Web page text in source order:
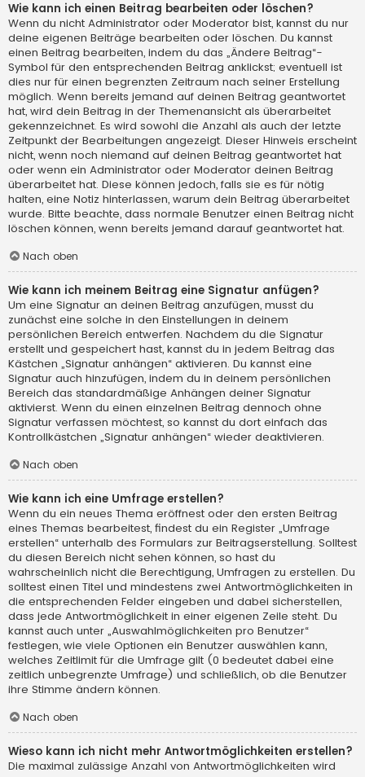
Wie kann ich einen Beitrag bearbeiten oder löschen?
Wenn du nicht Administrator oder Moderator bist, kannst du nur
deine eigenen Beiträge bearbeiten oder löschen. Du kannst
einen Beitrag bearbeiten, indem du das „Ändere Beitrag“-
Symbol für den entsprechenden Beitrag anklickst; eventuell ist
dies nur für einen begrenzten Zeitraum nach seiner Erstellung
möglich. Wenn bereits jemand auf deinen Beitrag geantwortet
hat, wird dein Beitrag in der Themenansicht als überarbeitet
gekennzeichnet. Es wird sowohl die Anzahl als auch der letzte
Zeitpunkt der Bearbeitungen angezeigt. Dieser Hinweis erscheint
nicht, wenn noch niemand auf deinen Beitrag geantwortet hat
oder wenn ein Administrator oder Moderator deinen Beitrag
überarbeitet hat. Diese können jedoch, falls sie es für nötig
halten, eine Notiz hinterlassen, warum dein Beitrag überarbeitet
wurde. Bitte beachte, dass normale Benutzer einen Beitrag nicht
löschen können, wenn bereits jemand darauf geantwortet hat.
Nach oben
Wie kann ich meinem Beitrag eine Signatur anfügen?
Um eine Signatur an deinen Beitrag anzufügen, musst du
zunächst eine solche in den Einstellungen in deinem
persönlichen Bereich entwerfen. Nachdem du die Signatur
erstellt und gespeichert hast, kannst du in jedem Beitrag das
Kästchen „Signatur anhängen“ aktivieren. Du kannst eine
Signatur auch hinzufügen, indem du in deinem persönlichen
Bereich das standardmäßige Anhängen deiner Signatur
aktivierst. Wenn du einen einzelnen Beitrag dennoch ohne
Signatur verfassen möchtest, so kannst du dort einfach das
Kontrollkästchen „Signatur anhängen“ wieder deaktivieren.
Nach oben
Wie kann ich eine Umfrage erstellen?
Wenn du ein neues Thema eröffnest oder den ersten Beitrag
eines Themas bearbeitest, findest du ein Register „Umfrage
erstellen“ unterhalb des Formulars zur Beitragserstellung. Solltest
du diesen Bereich nicht sehen können, so hast du
wahrscheinlich nicht die Berechtigung, Umfragen zu erstellen. Du
solltest einen Titel und mindestens zwei Antwortmöglichkeiten in
die entsprechenden Felder eingeben und dabei sicherstellen,
dass jede Antwortmöglichkeit in einer eigenen Zeile steht. Du
kannst auch unter „Auswahlmöglichkeiten pro Benutzer“
festlegen, wie viele Optionen ein Benutzer auswählen kann,
welches Zeitlimit für die Umfrage gilt (0 bedeutet dabei eine
zeitlich unbegrenzte Umfrage) und schließlich, ob die Benutzer
ihre Stimme ändern können.
Nach oben
Wieso kann ich nicht mehr Antwortmöglichkeiten erstellen?
Die maximal zulässige Anzahl von Antwortmöglichkeiten wird